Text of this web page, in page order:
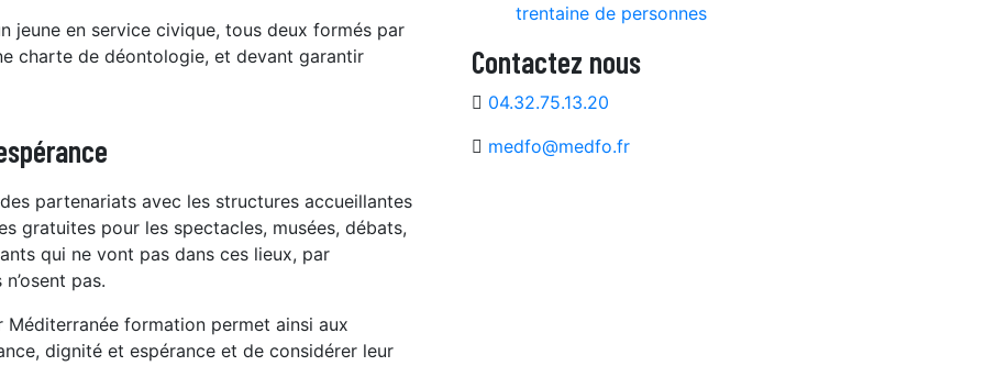
jeune en service civique, tous deux formés par
charte de déontologie, et devant garantir
partenariats avec les structures accueillantes
gratuites pour les spectacles, musées, débats,
qui ne vont pas dans ces lieux, par
pas.
Méditerranée formation permet ainsi aux
dignité et espérance et de considérer leur
trentaine de personnes
Contactez nous
04.32.75.13.20
medfo@medfo.fr